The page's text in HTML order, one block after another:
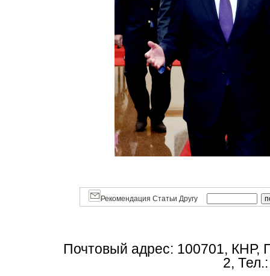
Рекомендация Статьи Другу
Почтовый адрес: 100701, КНР,
2,